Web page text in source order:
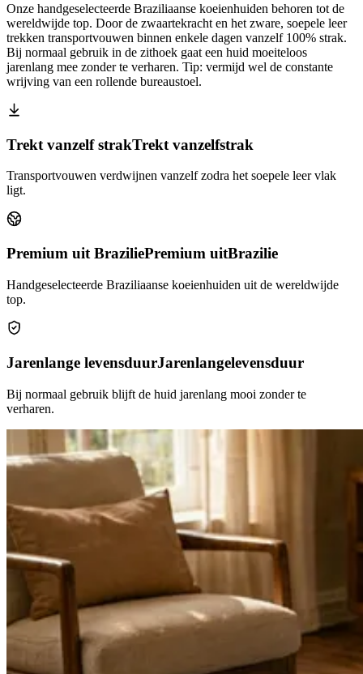
Onze handgeselecteerde Braziliaanse koeienhuiden behoren tot de
wereldwijde top. Door de zwaartekracht en het zware, soepele leer
trekken transportvouwen binnen enkele dagen vanzelf 100% strak.
Bij normaal gebruik in de zithoek gaat een huid moeiteloos
jarenlang mee zonder te verharen. Tip: vermijd wel de constante
wrijving van een rollende bureaustoel.
Trekt vanzelf strakTrekt vanzelfstrak
Transportvouwen verdwijnen vanzelf zodra het soepele leer vlak
ligt.
Premium uit BraziliePremium uitBrazilie
Handgeselecteerde Braziliaanse koeienhuiden uit de wereldwijde
top.
Jarenlange levensduurJarenlangelevensduur
Bij normaal gebruik blijft de huid jarenlang mooi zonder te
verharen.